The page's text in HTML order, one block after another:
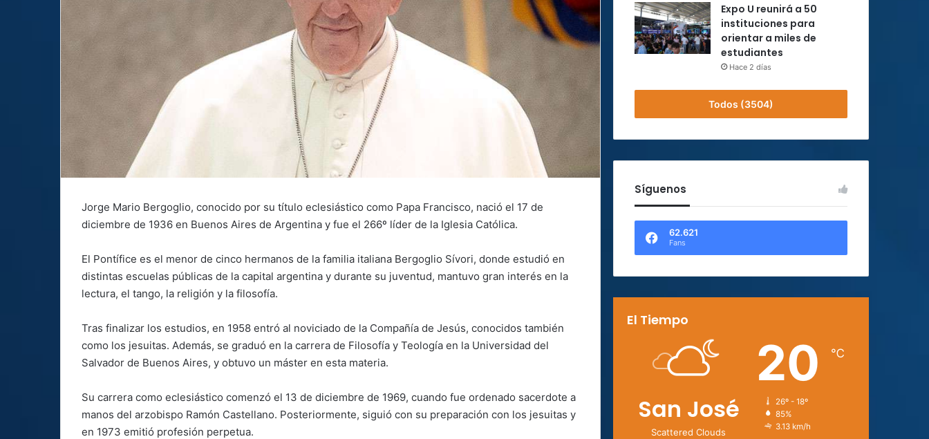
Jorge Mario Bergoglio, conocido por su título eclesiástico como Papa Francisco, nació el 17 de
diciembre de 1936 en Buenos Aires de Argentina y fue el 266º líder de la Iglesia Católica.
El Pontífice es el menor de cinco hermanos de la familia italiana Bergoglio Sívori, donde estudió en
distintas escuelas públicas de la capital argentina y durante su juventud, mantuvo gran interés en la
lectura, el tango, la religión y la filosofía.
Tras finalizar los estudios, en 1958 entró al noviciado de la Compañía de Jesús, conocidos también
como los jesuitas. Además, se graduó en la carrera de Filosofía y Teología en la Universidad del
Salvador de Buenos Aires, y obtuvo un máster en esta materia.
Su carrera como eclesiástico comenzó el 13 de diciembre de 1969, cuando fue ordenado sacerdote a
manos del arzobispo Ramón Castellano. Posteriormente, siguió con su preparación con los jesuitas y
en 1973 emitió profesión perpetua.
Expo U reunirá a 50
instituciones para
orientar a miles de
estudiantes
Hace 2 días
Todos (3504)
Síguenos
62.621
Fans
El Tiempo
San José
Scattered Clouds
20 ℃
26º - 18º
85%
3.13 km/h